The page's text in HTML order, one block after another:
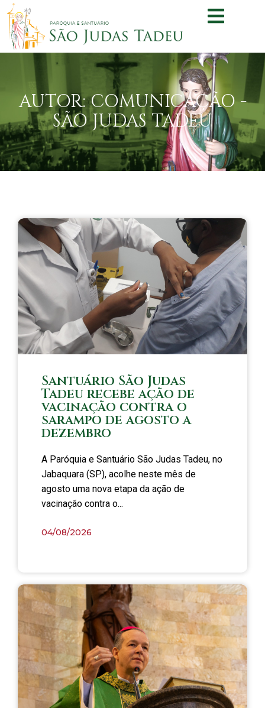
AUTOR:COMUNICAÇÃO -
SÃO JUDAS TADEU
Santuário São Judas
Tadeu recebe ação de
vacinação contra o
sarampo de agosto a
dezembro
A Paróquia e Santuário São Judas Tadeu, no
Jabaquara (SP), acolhe neste mês de
agosto uma nova etapa da ação de
vacinação contra o...
04/08/2026